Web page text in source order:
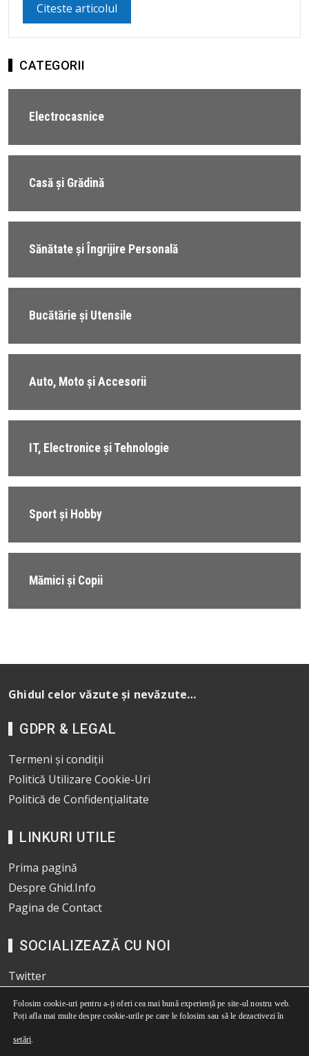
Citeste articolul
CATEGORII
Electrocasnice
Casă și Grădină
Sănătate și Îngrijire Personală
Bucătărie și Utensile
Auto, Moto și Accesorii
IT, Electronice și Tehnologie
Sport și Hobby
Mămici și Copii
Ghidul celor văzute și nevăzute…
GDPR & LEGAL
Termeni și condiții
Politică Utilizare Cookie-Uri
Politică de Confidențialitate
LINKURI UTILE
Prima pagină
Despre Ghid.Info
Pagina de Contact
SOCIALIZEAZĂ CU NOI
Twitter
Facebook
© 2026
Folosim cookie-uri pentru a-ți oferi cea mai bună experiență pe site-ul nostru web.
Poți afla mai multe despre cookie-urile pe care le folosim sau să le dezactivezi în
setări.